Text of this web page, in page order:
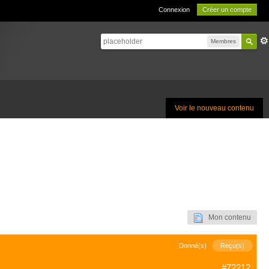
Connexion Créer un compte
Membres
Voir le nouveau contenu
Mon contenu
Donné(s) Reçu(s)